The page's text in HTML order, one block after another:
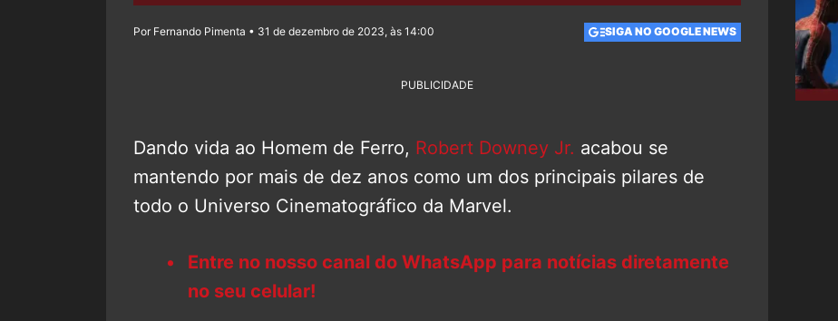
Por Fernando Pimenta • 31 de dezembro de 2023, às 14:00 SIGA NO GOOGLE NEWS
PUBLICIDADE
Dando vida ao Homem de Ferro, Robert Downey Jr. acabou se
mantendo por mais de dez anos como um dos principais pilares de
todo o Universo Cinematográfico da Marvel.
Entre no nosso canal do WhatsApp para notícias diretamente
no seu celular!